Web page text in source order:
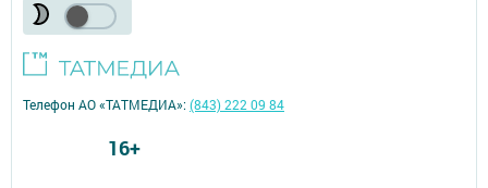
Телефон АО «ТАТМЕДИА»:(843) 222 09 84
16+